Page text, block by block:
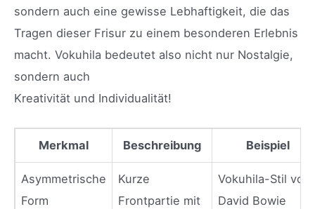
sondern auch eine gewisse Lebhaftigkeit, die das
Tragen dieser Frisur zu einem besonderen Erlebnis
macht. Vokuhila bedeutet also nicht nur Nostalgie,
sondern auch
Kreativität und Individualität!
Merkmal Beschreibung Beispiel
Asymmetrische
Form
Kurze
Frontpartie mit
Vokuhila-Stil von
David Bowie